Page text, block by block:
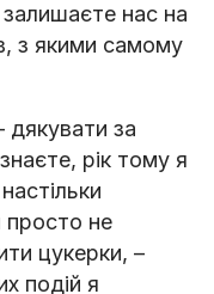
нас на
з якими самому
дякувати за
рік тому я
не
цукерки, –
подій я